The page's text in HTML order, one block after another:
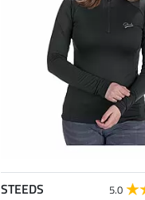
STEEDS 5.0